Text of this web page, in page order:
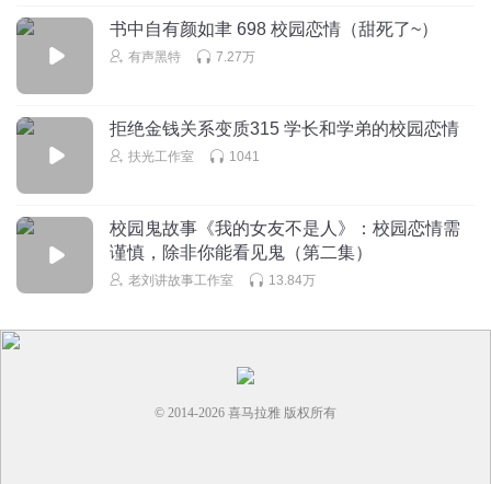
书中自有颜如聿 698 校园恋情（甜死了~）
有声黑特 7.27万
拒绝金钱关系变质315 学长和学弟的校园恋情
扶光工作室 1041
校园鬼故事《我的女友不是人》：校园恋情需
谨慎，除非你能看见鬼（第二集）
老刘讲故事工作室 13.84万
© 2014-2026 喜马拉雅 版权所有